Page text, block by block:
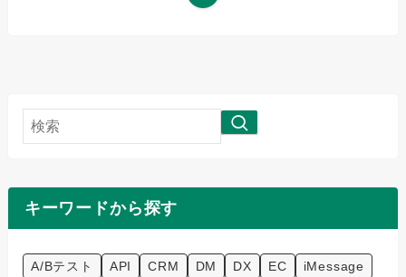
検
索
キーワードから探す
A/Bテスト API CRM DM DX EC
iMessage